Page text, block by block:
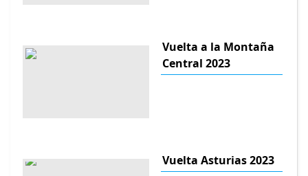
Vuelta a la Montaña
Central 2023
Vuelta Asturias 2023